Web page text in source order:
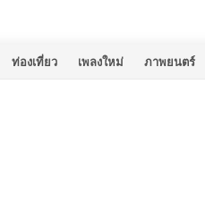
ท่องเที่ยว เพลงใหม่ ภาพยนตร์